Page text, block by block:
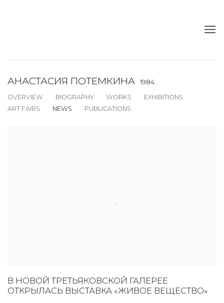
АНАСТАСИЯ ПОТЕМКИНА
1984
OVERVIEW
BIOGRAPHY WORKS
EXHIBITIONS
ART FAIRS
NEWS PUBLICATIONS
В НОВОЙ ТРЕТЬЯКОВСКОЙ ГАЛЕРЕЕ
ОТКРЫЛАСЬ ВЫСТАВКА «ЖИВОЕ ВЕЩЕСТВО»